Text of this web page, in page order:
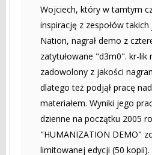
Wojciech, który w tamtym
inspirację z zespołów
Nation, nagrał demo z
zatytułowane "d3m0". kr-lik
zadowolony z jakości
dlatego też podjął pracę
materiałem. Wyniki jego
dzienne na początku 2005
"HUMANIZATION DEMO"
limitowanej edycji (50 kopii).